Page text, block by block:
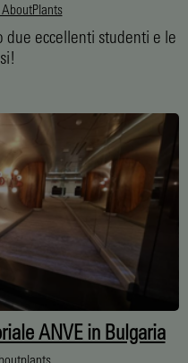
due eccellenti studenti e le
ANVE in Bulgaria